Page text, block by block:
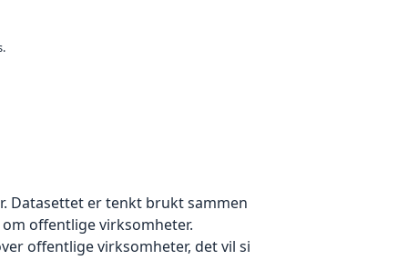
Datasettet er tenkt brukt sammen
offentlige virksomheter.
offentlige virksomheter, det vil si